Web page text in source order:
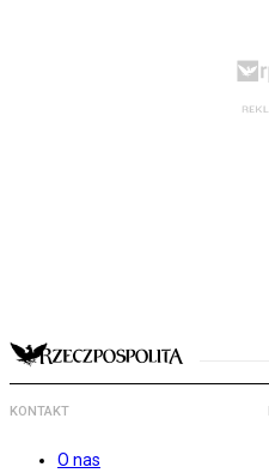
KONTAKT
O nas